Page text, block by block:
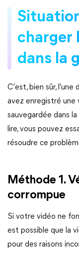
charger
dans la
C'est, bien sûr, l'une
avez enregistré une
sauvegardée dans
lire, vous pouvez
résoudre ce
Méthode 1.
corrompue
Si votre vidéo ne
est possible que la
pour des raisons